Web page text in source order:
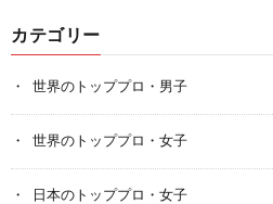
カテゴリー
世界のトッププロ・男子
世界のトッププロ・女子
日本のトッププロ・女子